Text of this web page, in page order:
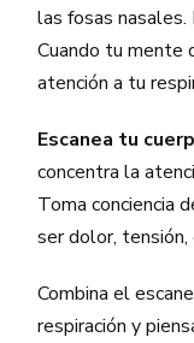
las fosas
Cuando tu mente
atención a tu
Escanea tu
concentra la
Toma conciencia
ser dolor, tensión,
Combina el
respiración y